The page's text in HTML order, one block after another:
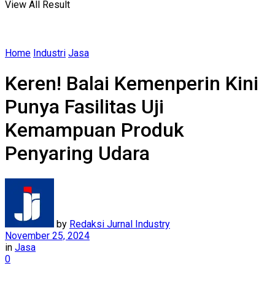
View All Result
Home Industri Jasa
Keren! Balai Kemenperin Kini
Punya Fasilitas Uji
Kemampuan Produk
Penyaring Udara
by Redaksi Jurnal Industry
November 25, 2024
in Jasa
0